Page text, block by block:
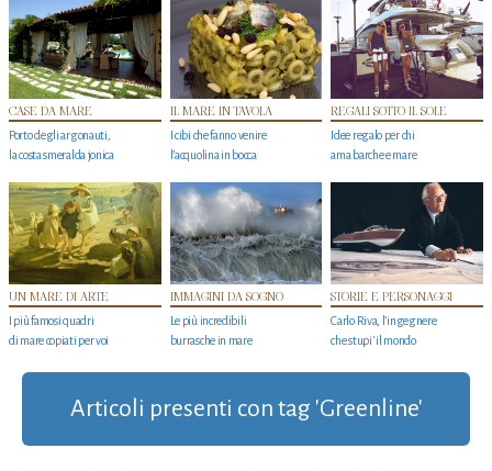
CASE DA MARE
Porto degli argonauti,
la costa smeralda jonica
IL MARE IN TAVOLA
I cibi che fanno venire
l’acquolina in bocca
REGALI SOTTO IL SOLE
Idee regalo per chi
ama barche e mare
UN MARE DI ARTE
I più famosi quadri
di mare copiati per voi
IMMAGINI DA SOGNO
Le più incredibili
burrasche in mare
STORIE E PERSONAGGI
Carlo Riva, l’ingegnere
che stupi' il mondo
Articoli presenti con tag 'Greenline'